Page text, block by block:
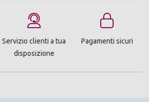
Servizio clienti a tua
disposizione
Pagamenti sicuri